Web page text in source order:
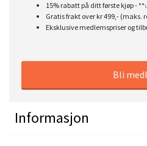
15% rabatt på ditt første kjøp - **
Gratis frakt over kr 499,- (maks.
Eksklusive medlemspriser og
Bli
Informasjon